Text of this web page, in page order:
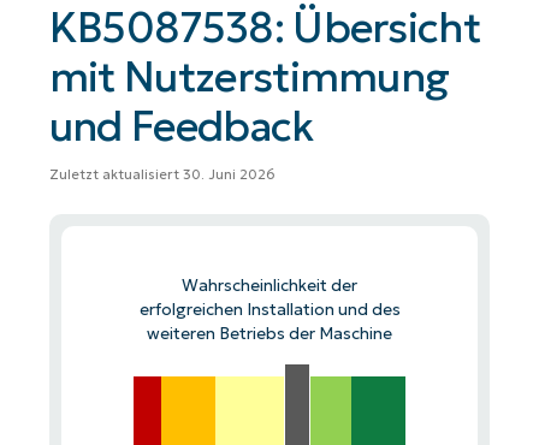
KB5087538: Übersicht
mit Nutzerstimmung
und Feedback
Zuletzt aktualisiert 30. Juni 2026
Wahrscheinlichkeit der
erfolgreichen Installation und des
weiteren Betriebs der Maschine